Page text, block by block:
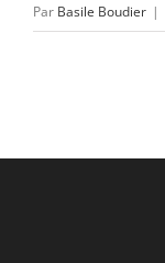
Par Basile Boudier |